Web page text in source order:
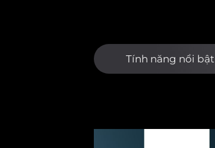
Tính năng nổi bật